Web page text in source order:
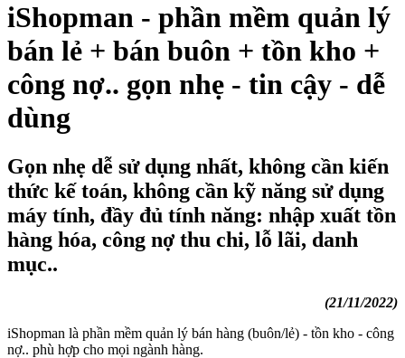
iShopman - phần mềm quản lý
bán lẻ + bán buôn + tồn kho +
công nợ.. gọn nhẹ - tin cậy - dễ
dùng
Gọn nhẹ dễ sử dụng nhất, không cần kiến
thức kế toán, không cần kỹ năng sử dụng
máy tính, đầy đủ tính năng: nhập xuất tồn
hàng hóa, công nợ thu chi, lỗ lãi, danh
mục..
(21/11/2022)
iShopman là phần mềm quản lý bán hàng (buôn/lẻ) - tồn kho - công
nợ.. phù hợp cho mọi ngành hàng.